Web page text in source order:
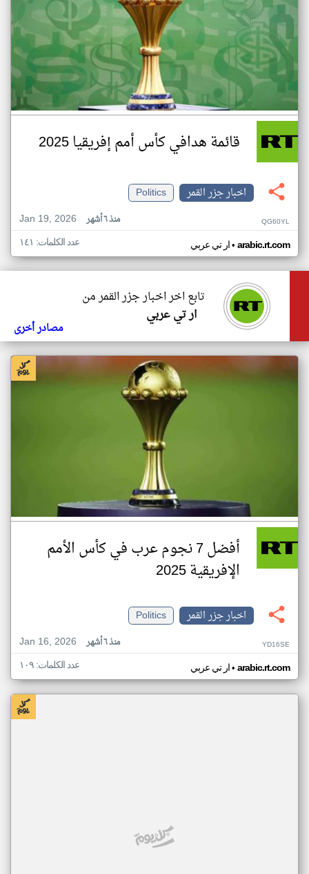
قائمة هدافي كأس أمم إفريقيا 2025
اخبار جزر القمر
Politics
Jan 19, 2026
منذ ٦ أشهر QG60YL
ار تي عربي• arabic.rt.com عدد الكلمات: ١٤١
تابع اخر اخبار جزر القمر من
ار تي عربي
مصادر أخرى
أفضل 7 نجوم عرب في كأس الأمم
الإفريقية 2025
اخبار جزر القمر
Politics
Jan 16, 2026
منذ ٦ أشهر YD16SE
ار تي عربي• arabic.rt.com عدد الكلمات: ١٠٩